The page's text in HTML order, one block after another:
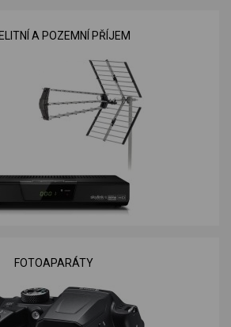
A POZEMNÍ PŘÍJEM
FOTOAPARÁTY